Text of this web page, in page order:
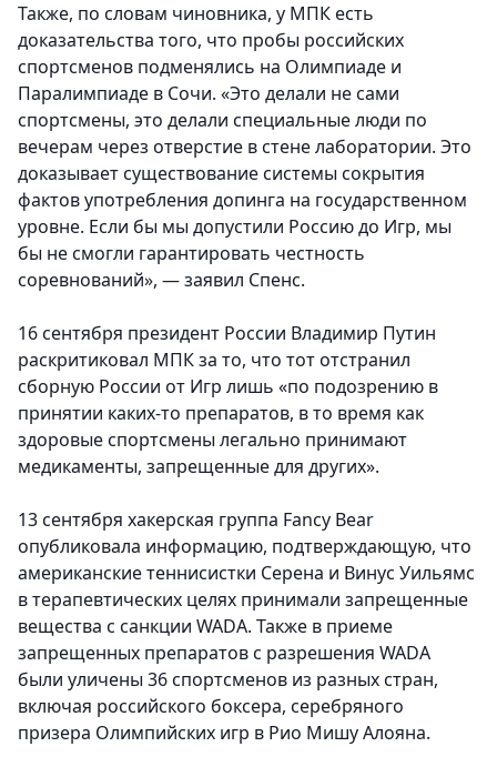
Также, по словам чиновника, у МПК есть
доказательства того, что пробы российских
спортсменов подменялись на Олимпиаде и
Паралимпиаде в Сочи. «Это делали не сами
спортсмены, это делали специальные люди по
вечерам через отверстие в стене лаборатории. Это
доказывает существование системы сокрытия
фактов употребления допинга на государственном
уровне. Если бы мы допустили Россию до Игр, мы
бы не смогли гарантировать честность
соревнований», — заявил Спенс.
16 сентября президент России Владимир Путин
раскритиковал МПК за то, что тот отстранил
сборную России от Игр лишь «по подозрению в
принятии каких-то препаратов, в то время как
здоровые спортсмены легально принимают
медикаменты, запрещенные для других».
13 сентября хакерская группа Fancy Bear
опубликовала информацию, подтверждающую, что
американские теннисистки Серена и Винус Уильямс
в терапевтических целях принимали запрещенные
вещества с санкции WADA. Также в приеме
запрещенных препаратов с разрешения WADA
были уличены 36 спортсменов из разных стран,
включая российского боксера, серебряного
призера Олимпийских игр в Рио Мишу Алояна.